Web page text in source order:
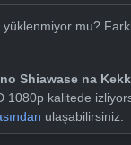
yüklenmiyor mu?
Shiawase na
1080p kalitede
ulaşabilirsiniz.